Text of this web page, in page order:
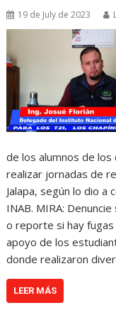
19 de July de 2023
de los alumnos de
realizar jornadas de
Jalapa, según lo dio a
INAB. MIRA:
o reporte si hay
apoyo de los
donde realizaron
LEER MÁS